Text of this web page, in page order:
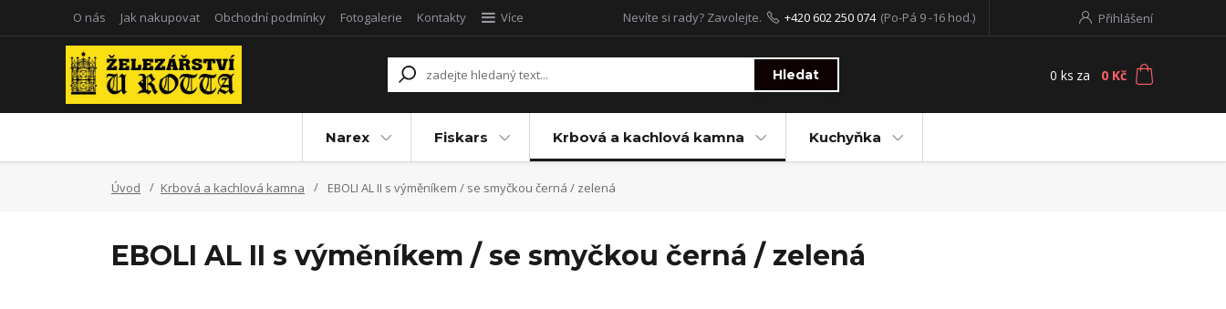
O nás Jak nakupovat Obchodní podmínky Fotogalerie Kontakty Více Přihlášení
Hledat
Nevíte si rady? Zavolejte. +420 602 250 074 (Po-Pá 9 -16 hod.)
0 ks za 0 Kč
Narex Fiskars Krbová a kachlová kamna Kuchyňka
Úvod Krbová a kachlová kamna EBOLI AL II s výměníkem / se smyčkou černá / zelená
EBOLI AL II s výměníkem / se smyčkou černá / zelená